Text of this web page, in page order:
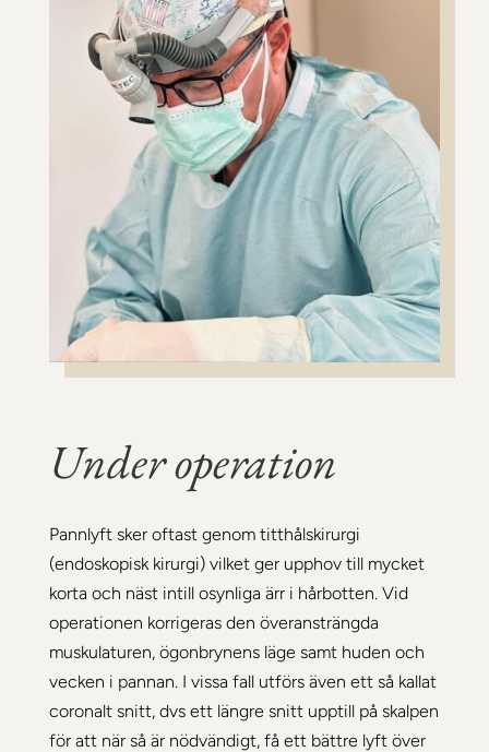
Under operation
Pannlyft sker oftast genom titthålskirurgi
(endoskopisk kirurgi) vilket ger upphov till mycket
korta och näst intill osynliga ärr i hårbotten. Vid
operationen korrigeras den överansträngda
muskulaturen, ögonbrynens läge samt huden och
vecken i pannan. I vissa fall utförs även ett så kallat
coronalt snitt, dvs ett längre snitt upptill på skalpen
för att när så är nödvändigt, få ett bättre lyft över